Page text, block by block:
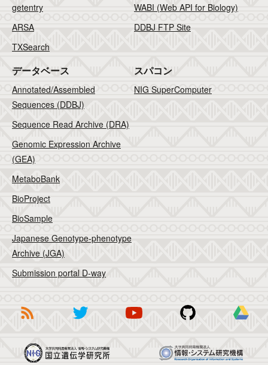
getentry
ARSA
TXSearch
WABI (Web API for Biology)
DDBJ FTP Site
データベース
Annotated/Assembled
Sequences (DDBJ)
Sequence Read Archive (DRA)
Genomic Expression Archive
(GEA)
MetaboBank
BioProject
BioSample
Japanese Genotype-phenotype
Archive (JGA)
Submission portal D-way
スパコン
NIG SuperComputer